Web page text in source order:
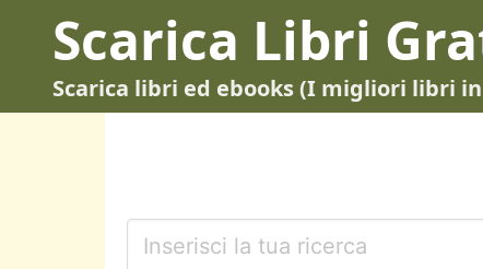
Scarica Libri
Scarica libri ed ebooks (I migliori libri in